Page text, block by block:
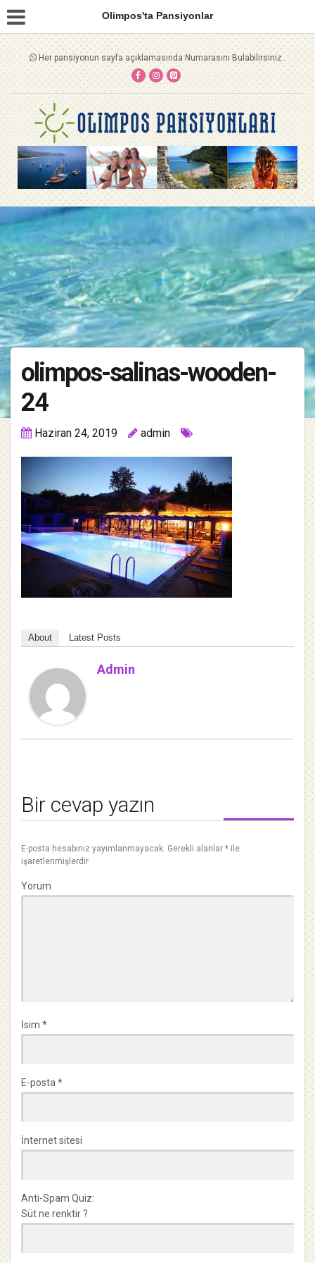
Olimpos'ta Pansiyonlar
Her pansiyonun sayfa açıklamasında Numarasını Bulabilirsiniz..
olimpos-salinas-wooden-
24
Haziran 24, 2019 admin
About Latest Posts
Admin
Bir cevap yazın
E-posta hesabınız yayımlanmayacak. Gerekli alanlar * ile
işaretlenmişlerdir
Yorum
İsim *
E-posta *
İnternet sitesi
Anti-Spam Quiz:
Süt ne renktir ?